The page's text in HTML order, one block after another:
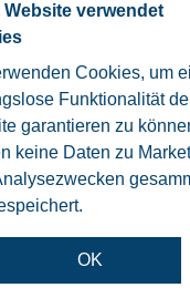
Website verwendet
Cookies, um
Funktionalität
garantieren zu
keine Daten zu
OK
der
KML
Datensätze? Wenden Sie
support.gis@kreis-guetersloh.de